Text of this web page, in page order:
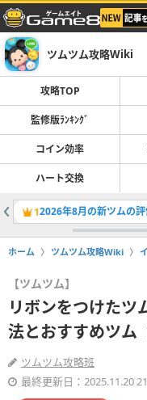
ツムツム攻略Wiki
攻略TOP
監修版ﾗﾝｷﾝｸﾞ
コイン効率
ハート交換
12026年8月の新ツムの
ホーム ツムツム攻略Wiki
【ツムツム】
リボンをつけたツ
法とおすすめツム
ツムツム攻略班
最終更新日：2025.11.20